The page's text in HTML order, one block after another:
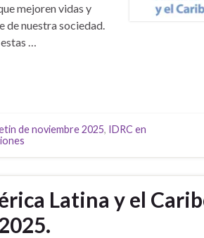
mejoren vidas y
de nuestra sociedad.
…
de noviembre 2025, IDRC en
Latina y el